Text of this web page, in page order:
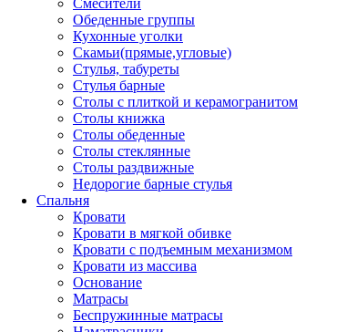
Обеденные группы
Кухонные уголки
Скамьи(прямые,угловые)
Стулья, табуреты
Стулья барные
Столы с плиткой и керамогранитом
Столы книжка
Столы обеденные
Столы стеклянные
Столы раздвижные
Недорогие барные стулья
Спальня
Кровати
Кровати в мягкой обивке
Кровати с подъемным механизмом
Кровати из массива
Основание
Матрасы
Беспружинные матрасы